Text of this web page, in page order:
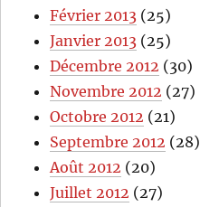
Février 2013 (25)
Janvier 2013 (25)
Décembre 2012 (30)
Novembre 2012 (27)
Octobre 2012 (21)
Septembre 2012 (28)
Août 2012 (20)
Juillet 2012 (27)